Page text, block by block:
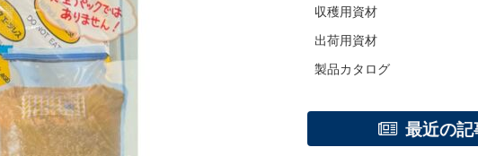
収穫用資材
出荷用資材
製品カタログ
最近の記